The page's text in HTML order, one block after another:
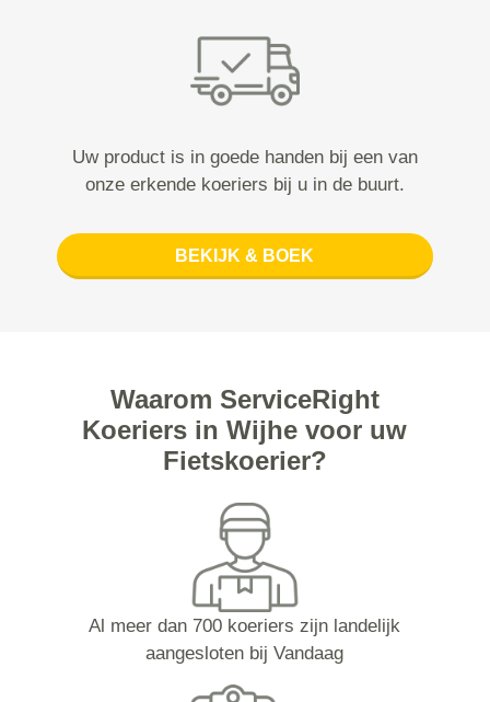
Uw product is in goede handen bij een van
onze erkende koeriers bij u in de buurt.
BEKIJK & BOEK
Waarom ServiceRight
Koeriers in Wijhe voor uw
Fietskoerier?
Al meer dan 700 koeriers zijn landelijk
aangesloten bij Vandaag